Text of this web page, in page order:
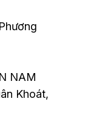
NAM
Khoát,